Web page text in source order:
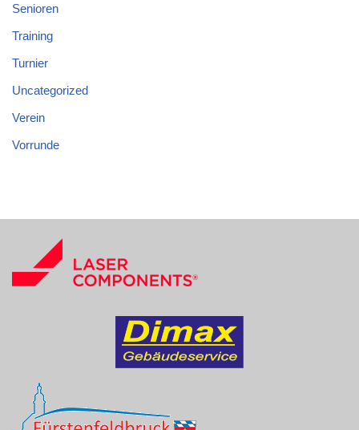
Senioren
Training
Turnier
Uncategorized
Verein
Vorrunde